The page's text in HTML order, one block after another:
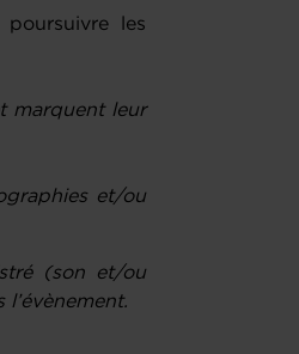
les
marquent leur
et/ou
(son et/ou